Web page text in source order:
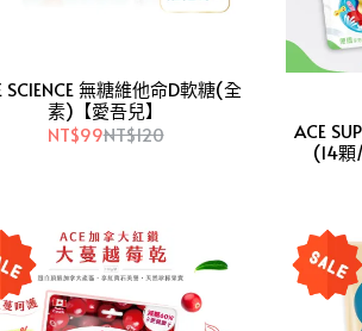
SCIENCE 無糖維他命D軟糖(全
素)【愛吾兒】
NT$99NT$120
ACE
(14顆